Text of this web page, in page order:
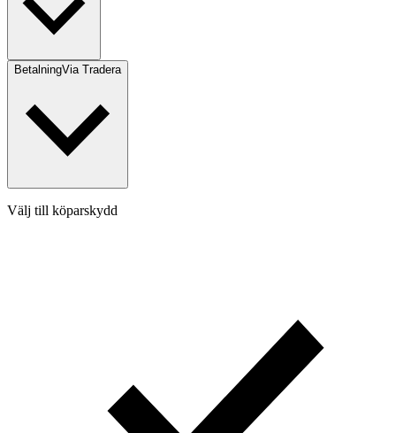
BetalningVia Tradera
Välj till köparskydd